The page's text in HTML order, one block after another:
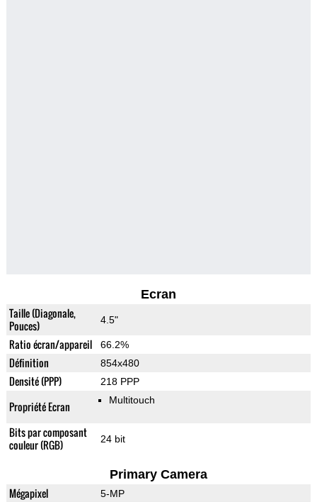
Ecran
Taille (Diagonale,
Pouces)
4.5"
Ratio écran/appareil 66.2%
Définition 854x480
Densité (PPP) 218 PPP
Propriété Ecran Multitouch
Bits par composant
couleur (RGB)
24 bit
Primary Camera
Mégapixel 5-MP